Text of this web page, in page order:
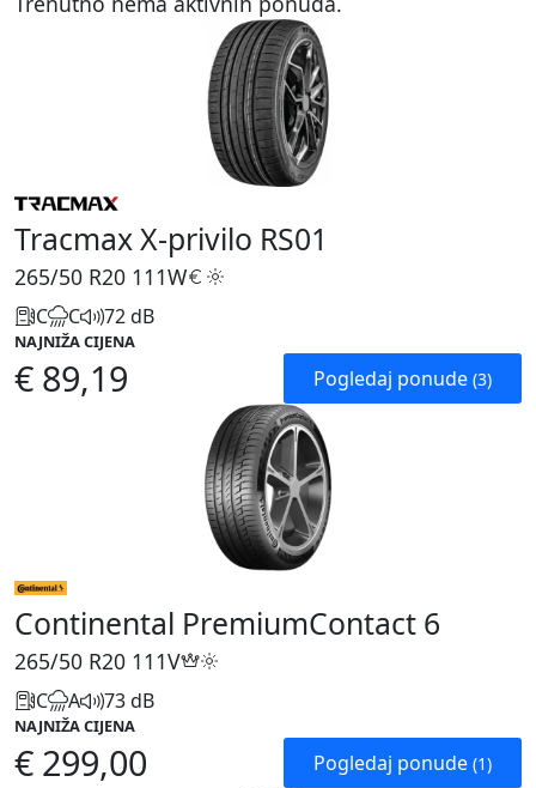
Tracmax X-privilo RS01
265/50 R20 111W
C C 72 dB
NAJNIŽA CIJENA
€ 89,19 Pogledaj ponude (3)
Continental PremiumContact 6
265/50 R20 111V
C A 73 dB
NAJNIŽA CIJENA
€ 299,00 Pogledaj ponude (1)